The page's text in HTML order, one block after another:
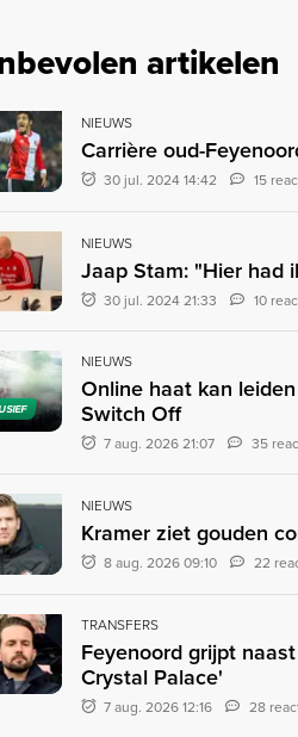
artikelen
NIEUWS
Carrière oud-
30 jul. 2024 14:42 15
NIEUWS
Jaap Stam: "Hier had
30 jul. 2024 21:33 10
NIEUWS
Online haat kan
Switch Off
7 aug. 2026 21:07 35
NIEUWS
Kramer ziet gouden
8 aug. 2026 09:10 22
TRANSFERS
Feyenoord grijpt
Crystal Palace'
7 aug. 2026 12:16 28